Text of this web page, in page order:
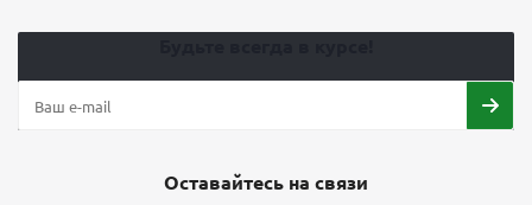
Оставайтесь на связи